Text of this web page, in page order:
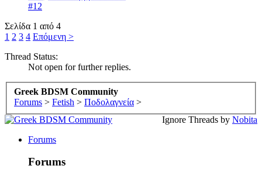
#12
Σελίδα 1 από 4
1 2 3 4 Επόμενη >
Thread Status:
Not open for further replies.
Greek BDSM Community
Forums > Fetish > Ποδολαγνεία >
Ignore Threads by Nobita
Forums
Forums